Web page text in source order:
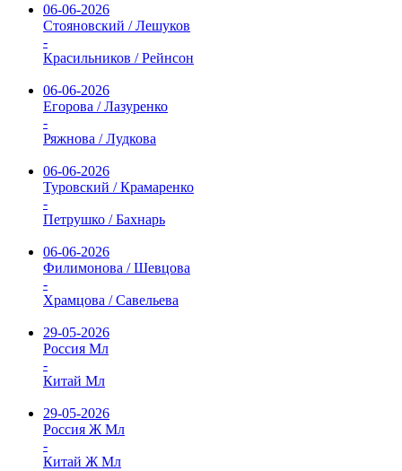
06-06-2026
Стояновский / Лешуков
-
Красильников / Рейнсон
06-06-2026
Егорова / Лазуренко
-
Ряжнова / Лудкова
06-06-2026
Туровский / Крамаренко
-
Петрушко / Бахнарь
06-06-2026
Филимонова / Шевцова
-
Храмцова / Савельева
29-05-2026
Россия Мл
-
Китай Мл
29-05-2026
Россия Ж Мл
-
Китай Ж Мл